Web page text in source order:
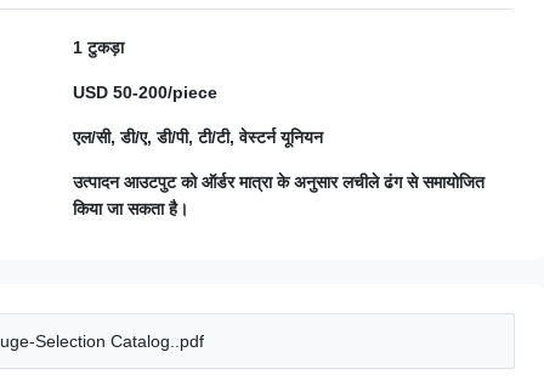
1 टुकड़ा
USD 50-200/piece
एल/सी, डी/ए, डी/पी, टी/टी, वेस्टर्न यूनियन
उत्पादन आउटपुट को ऑर्डर मात्रा के अनुसार लचीले ढंग से समायोजित
किया जा सकता है।
Selection Catalog..pdf